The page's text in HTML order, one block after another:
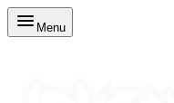
Menu